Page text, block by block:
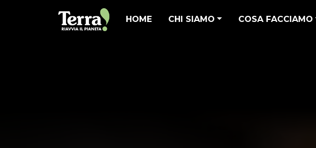
HOME CHI SIAMO COSA FACCIAMO